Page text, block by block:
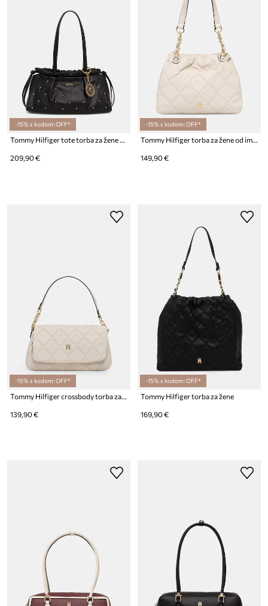
-15% s kodom: OFF*
Tommy Hilfiger tote torba za žene kožna
209,90 €
-15% s kodom: OFF*
Tommy Hilfiger torba za žene od imitacije kože
149,90 €
-15% s kodom: OFF*
139,90 €
-15% s kodom: OFF*
Tommy Hilfiger torba za žene
169,90 €